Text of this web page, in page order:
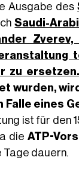
Ausgabe des
Saudi-
zu ersetzen.
wurden,
Falle eines
ist für den
dieATP-
dauern.